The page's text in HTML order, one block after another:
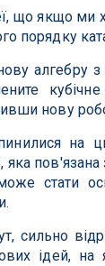
що якщо
порядку
алгебру
нову
на
яка
стати
сильно
ідей,